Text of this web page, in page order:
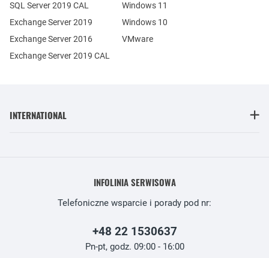
Exchange Server 2019
Exchange Server 2016
SQL Server 2019 CAL
Exchange Server 2019 CAL
Windows 11
Windows 10
VMware
INTERNATIONAL
INFOLINIA SERWISOWA
Telefoniczne wsparcie i porady pod nr:
+48 22 1530637
Pn-pt, godz. 09:00 - 16:00